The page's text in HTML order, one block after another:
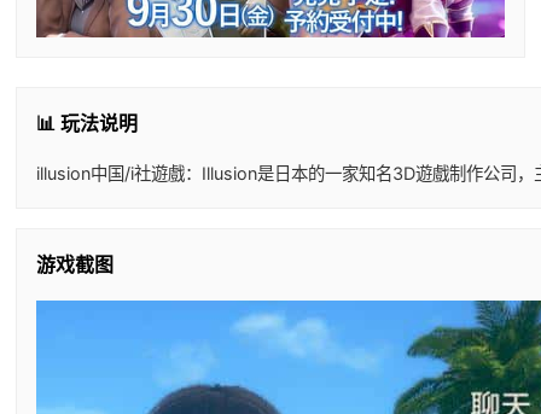
📊 玩法说明
illusion中国/i社遊戲：Illusion是日本的一家知名3D遊戲制作公司
游戏截图